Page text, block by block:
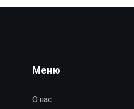
Меню
О нас